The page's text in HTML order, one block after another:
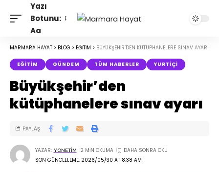
Yazı
Botunu:
Aa
MARMARA HAYAT > BLOG > EĞITIM > BÜYÜKŞEHIR’DEN KÜTÜPHANELERE SINAV AYARI
EĞITIM GÜNDEM TÜM HABERLER YURTIÇI
Büyükşehir’den
kütüphanelere sınav ayarı
SON GÜNCELLEME: 2026/05/30 AT 8:38 AM
YAZAR: YONETIM 2 MIN OKUMA
PAYLAŞ